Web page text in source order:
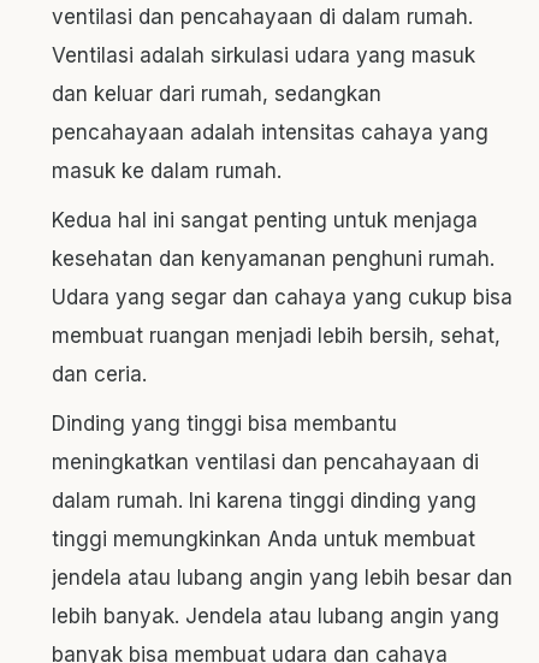
ventilasi dan pencahayaan di dalam rumah.
Ventilasi adalah sirkulasi udara yang masuk
dan keluar dari rumah, sedangkan
pencahayaan adalah intensitas cahaya yang
masuk ke dalam rumah.
Kedua hal ini sangat penting untuk menjaga
kesehatan dan kenyamanan penghuni rumah.
Udara yang segar dan cahaya yang cukup bisa
membuat ruangan menjadi lebih bersih, sehat,
dan ceria.
Dinding yang tinggi bisa membantu
meningkatkan ventilasi dan pencahayaan di
dalam rumah. Ini karena tinggi dinding yang
tinggi memungkinkan Anda untuk membuat
jendela atau lubang angin yang lebih besar dan
lebih banyak. Jendela atau lubang angin yang
banyak bisa membuat udara dan cahaya